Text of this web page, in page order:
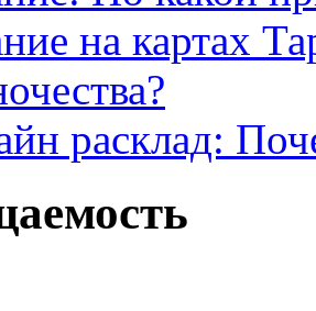
на картах
расклад: